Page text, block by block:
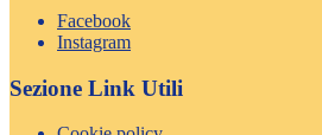
Facebook
Instagram
Sezione Link Utili